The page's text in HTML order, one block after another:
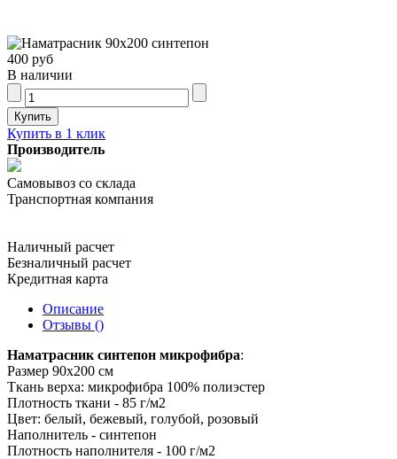
400 руб
В наличии
Купить в 1 клик
Производитель
Самовывоз со склада
Транспортная компания
Наличный расчет
Безналичный расчет
Кредитная карта
Описание
Отзывы ()
Наматрасник синтепон микрофибра:
Размер 90х200 см
Ткань верха: микрофибра 100% полиэстер
Плотность ткани - 85 г/м2
Цвет: белый, бежевый, голубой, розовый
Наполнитель - синтепон
Плотность наполнителя - 100 г/м2